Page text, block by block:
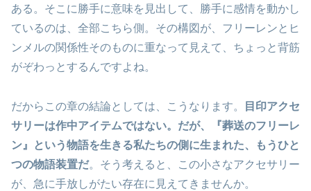
ある。そこに勝手に意味を見出して、勝手に感情を動かし
ているのは、全部こちら側。その構図が、フリーレンとヒ
ンメルの関係性そのものに重なって見えて、ちょっと背筋
がぞわっとするんですよね。
だからこの章の結論としては、こうなります。
目印アクセ
サリーは作中アイテムではない。だが、『葬送のフリーレ
ン』という物語を生きる私たちの側に生まれた、もうひと
つの物語装置だ。そう考えると、この小さなアクセサリー
が、急に手放しがたい存在に見えてきませんか。